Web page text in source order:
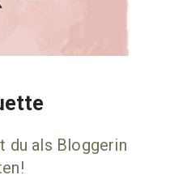
du als Bloggerin